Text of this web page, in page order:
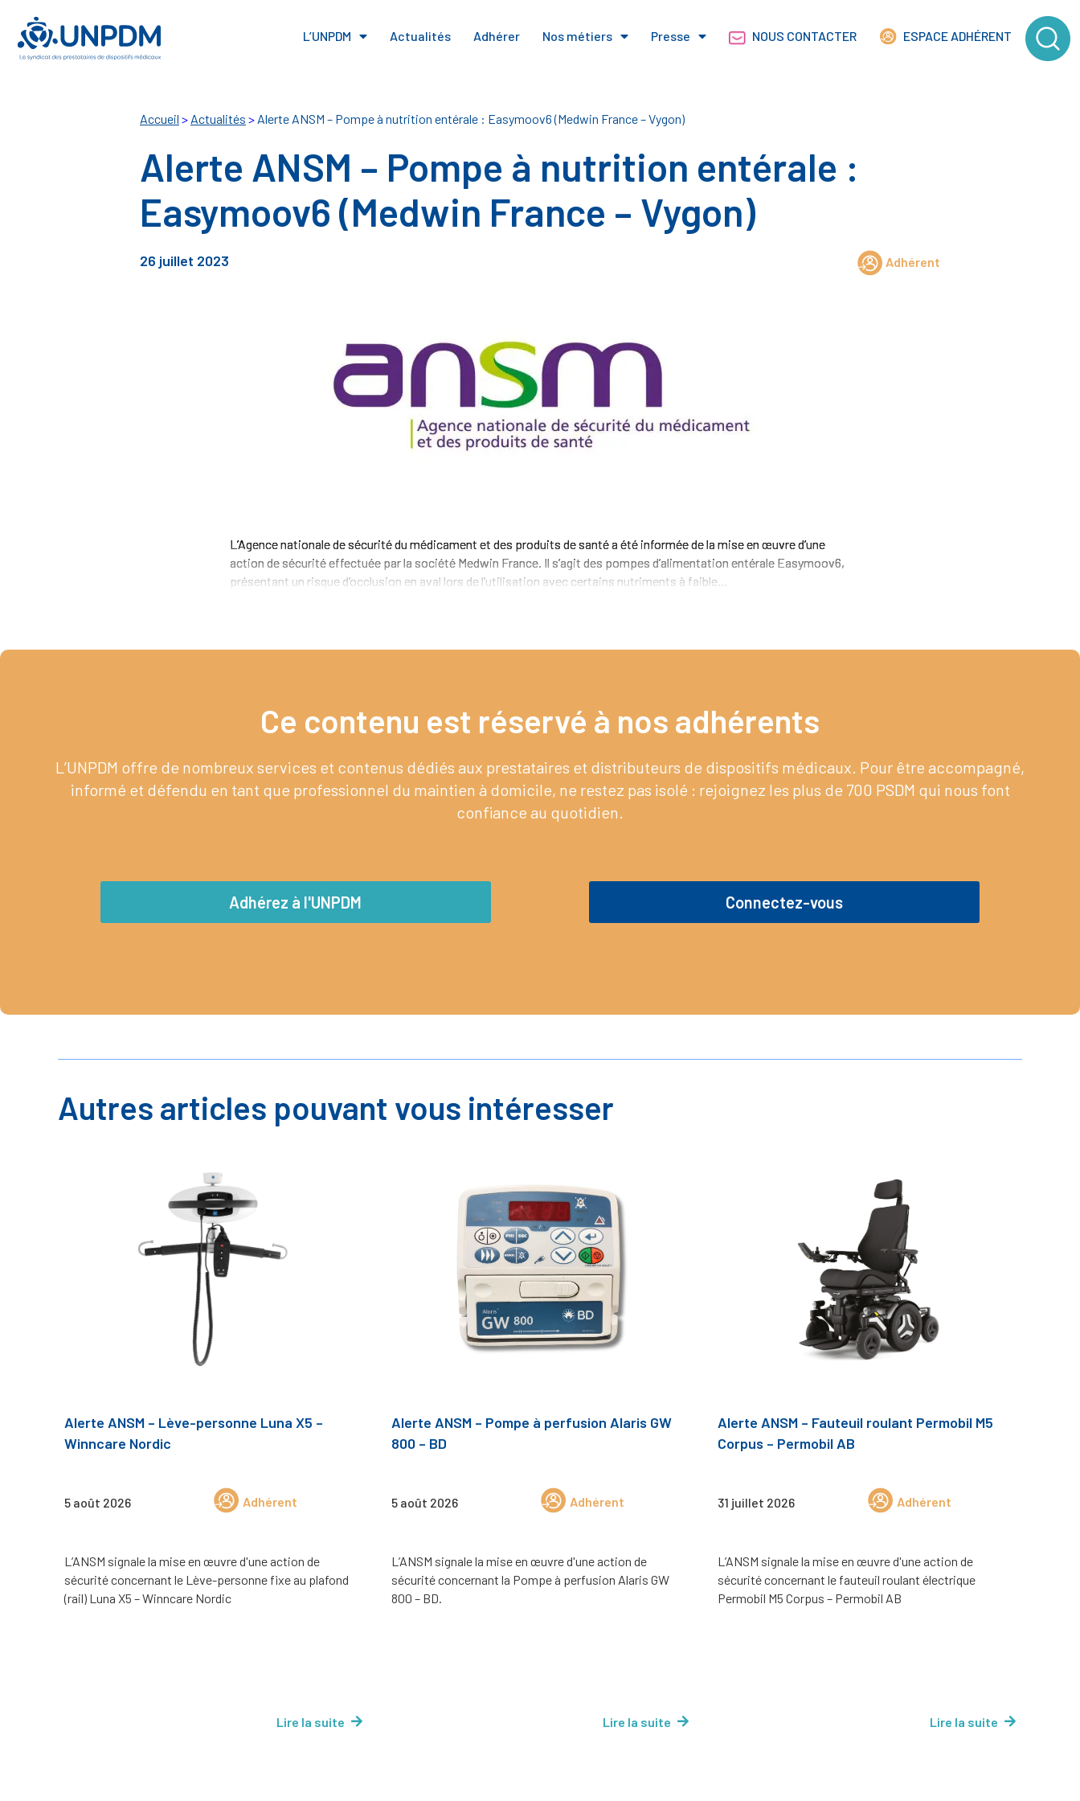
L’UNPDM Actualités Adhérer Nos métiers Presse NOUS CONTACTER ESPACE ADHÉRENT
Accueil > Actualités > Alerte ANSM – Pompe à nutrition entérale : Easymoov6 (Medwin France – Vygon)
Alerte ANSM – Pompe à nutrition entérale :
Easymoov6 (Medwin France – Vygon)
26 juillet 2023 Adhérent
L’Agence nationale de sécurité du médicament et des produits de santé a été informée de la mise en œuvre d’une
action de sécurité effectuée par la société Medwin France. Il s’agit des pompes d’alimentation entérale Easymoov6,
présentant un risque d’occlusion en aval lors de l’utilisation avec certains nutriments à faible...
Ce contenu est réservé à nos adhérents​
L’UNPDM offre de nombreux services et contenus dédiés aux prestataires et distributeurs de dispositifs médicaux. Pour être accompagné,
informé et défendu en tant que professionnel du maintien à domicile, ne restez pas isolé : rejoignez les plus de 700 PSDM qui nous font
confiance au quotidien.
Adhérez à l'UNPDM Connectez-vous
Autres articles pouvant vous intéresser
Alerte ANSM – Lève-personne Luna X5 –
Winncare Nordic
5 août 2026 Adhérent
L’ANSM signale la mise en œuvre d'une action de
sécurité concernant le Lève-personne fixe au plafond
(rail) Luna X5 – Winncare Nordic
Lire la suite
Alerte ANSM – Pompe à perfusion Alaris GW
800 – BD
5 août 2026 Adhérent
L’ANSM signale la mise en œuvre d'une action de
sécurité concernant la Pompe à perfusion Alaris GW
800 – BD.
Lire la suite
Alerte ANSM – Fauteuil roulant Permobil M5
Corpus – Permobil AB
31 juillet 2026 Adhérent
L’ANSM signale la mise en œuvre d'une action de
sécurité concernant le fauteuil roulant électrique
Permobil M5 Corpus – Permobil AB
Lire la suite